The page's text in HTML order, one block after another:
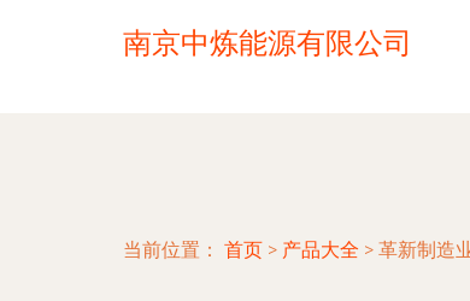
南京中炼能源有限公司
当前位置： 首页 > 产品大全 > 革新制造